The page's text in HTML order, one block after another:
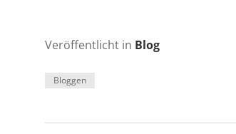
Veröffentlicht in Blog
Bloggen